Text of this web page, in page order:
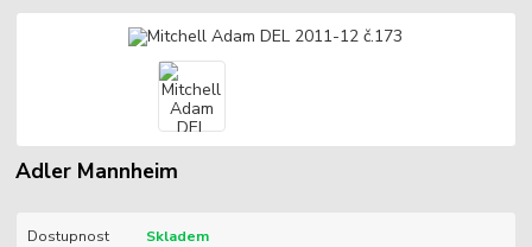
Adler Mannheim
Dostupnost Skladem